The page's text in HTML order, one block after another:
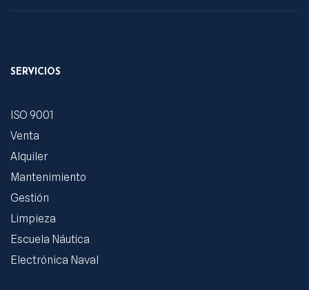
SERVICIOS
ISO 9001
Venta
Alquiler
Mantenimiento
Gestión
Limpieza
Escuela Náutica
Electrónica Naval